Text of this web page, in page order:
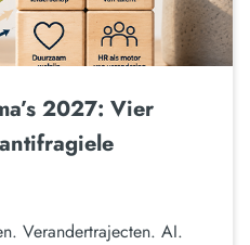
2027: Vier
Verandertrajecten. AI.